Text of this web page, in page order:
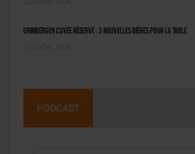
Grimbergen Cuvée Réserve : 3 nouvelles bières pour la table
PODCAST